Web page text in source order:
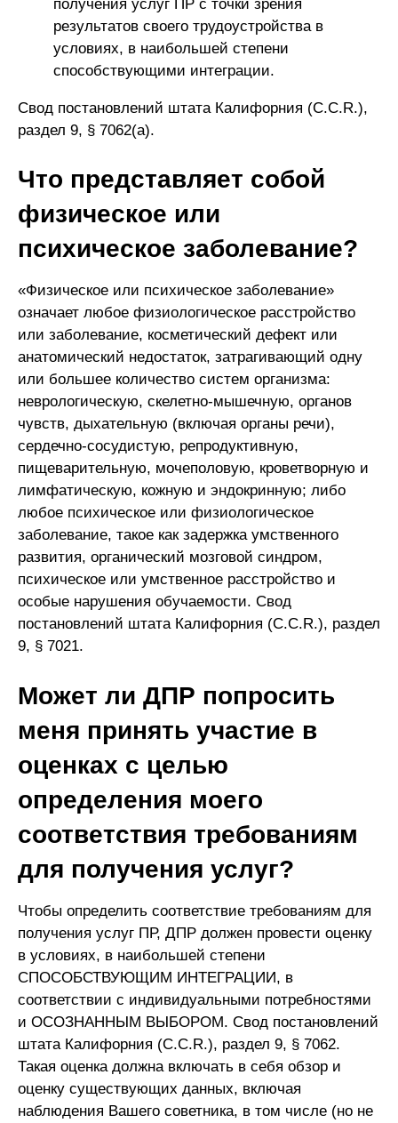
получения услуг ПР с точки зрения
результатов своего трудоустройства в
условиях, в наибольшей степени
способствующими интеграции.
Свод постановлений штата Калифорния (C.C.R.),
раздел 9, § 7062(a).
Что представляет собой
физическое или
психическое заболевание?
«Физическое или психическое заболевание»
означает любое физиологическое расстройство
или заболевание, косметический дефект или
анатомический недостаток, затрагивающий одну
или большее количество систем организма:
неврологическую, скелетно-мышечную, органов
чувств, дыхательную (включая органы речи),
сердечно-сосудистую, репродуктивную,
пищеварительную, мочеполовую, кроветворную и
лимфатическую, кожную и эндокринную; либо
любое психическое или физиологическое
заболевание, такое как задержка умственного
развития, органический мозговой синдром,
психическое или умственное расстройство и
особые нарушения обучаемости. Свод
постановлений штата Калифорния (C.C.R.), раздел
9, § 7021.
Может ли ДПР попросить
меня принять участие в
оценках с целью
определения моего
соответствия требованиям
для получения услуг?
Чтобы определить соответствие требованиям для
получения услуг ПР, ДПР должен провести оценку
в условиях, в наибольшей степени
СПОСОБСТВУЮЩИМ ИНТЕГРАЦИИ, в
соответствии с индивидуальными потребностями
и ОСОЗНАННЫМ ВЫБОРОМ. Свод постановлений
штата Калифорния (C.C.R.), раздел 9, § 7062.
Такая оценка должна включать в себя обзор и
оценку существующих данных, включая
наблюдения Вашего советника, в том числе (но не